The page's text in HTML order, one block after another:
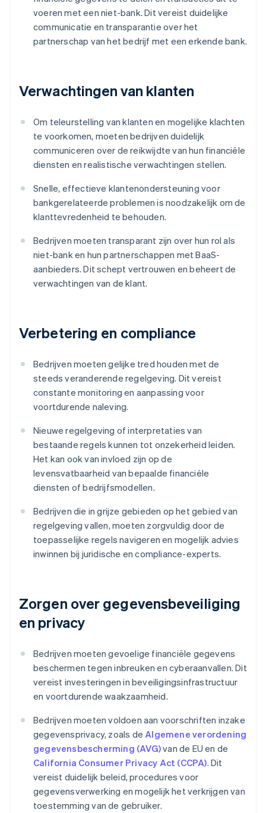
voeren met een niet-bank. Dit vereist duidelijke
communicatie en transparantie over het
partnerschap van het bedrijf met een erkende bank.
Verwachtingen van klanten
Om teleurstelling van klanten en mogelijke klachten
te voorkomen, moeten bedrijven duidelijk
communiceren over de reikwijdte van hun financiële
diensten en realistische verwachtingen stellen.
Snelle, effectieve klantenondersteuning voor
bankgerelateerde problemen is noodzakelijk om de
klanttevredenheid te behouden.
Bedrijven moeten transparant zijn over hun rol als
niet-bank en hun partnerschappen met BaaS-
aanbieders. Dit schept vertrouwen en beheert de
verwachtingen van de klant.
Verbetering en compliance
Bedrijven moeten gelijke tred houden met de
steeds veranderende regelgeving. Dit vereist
constante monitoring en aanpassing voor
voortdurende naleving.
Nieuwe regelgeving of interpretaties van
bestaande regels kunnen tot onzekerheid leiden.
Het kan ook van invloed zijn op de
levensvatbaarheid van bepaalde financiële
diensten of bedrijfsmodellen.
Bedrijven die in grijze gebieden op het gebied van
regelgeving vallen, moeten zorgvuldig door de
toepasselijke regels navigeren en mogelijk advies
inwinnen bij juridische en compliance-experts.
Zorgen over gegevensbeveiliging
en privacy
Bedrijven moeten gevoelige financiële gegevens
beschermen tegen inbreuken en cyberaanvallen. Dit
vereist investeringen in beveiligingsinfrastructuur
en voortdurende waakzaamheid.
Bedrijven moeten voldoen aan voorschriften inzake
gegevensprivacy, zoals deAlgemene verordening
gegevensbescherming (AVG)van de EU en de
California Consumer Privacy Act (CCPA). Dit
vereist duidelijk beleid, procedures voor
gegevensverwerking en mogelijk het verkrijgen van
toestemming van de gebruiker.